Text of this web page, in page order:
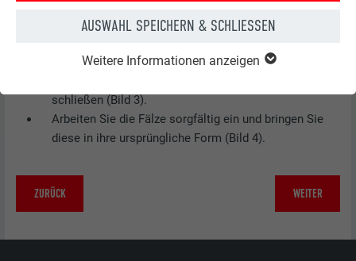
AUSWAHL SPEICHERN & SCHLIESSEN
Weitere Informationen anzeigen
Öffnen Sie den Falz mit dem Schaleisen (Bild 1).
wechselnde Wandraute 29 × 29 (Bild 2).
schließen (Bild 3).
Arbeiten Sie die Fälze sorgfältig ein und bringen Sie
diese in ihre ursprüngliche Form (Bild 4).
ZURÜCK WEITER